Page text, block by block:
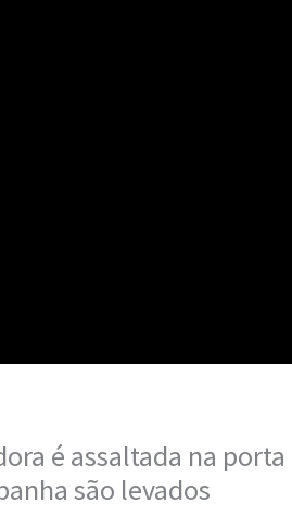
é assaltada na
são levados